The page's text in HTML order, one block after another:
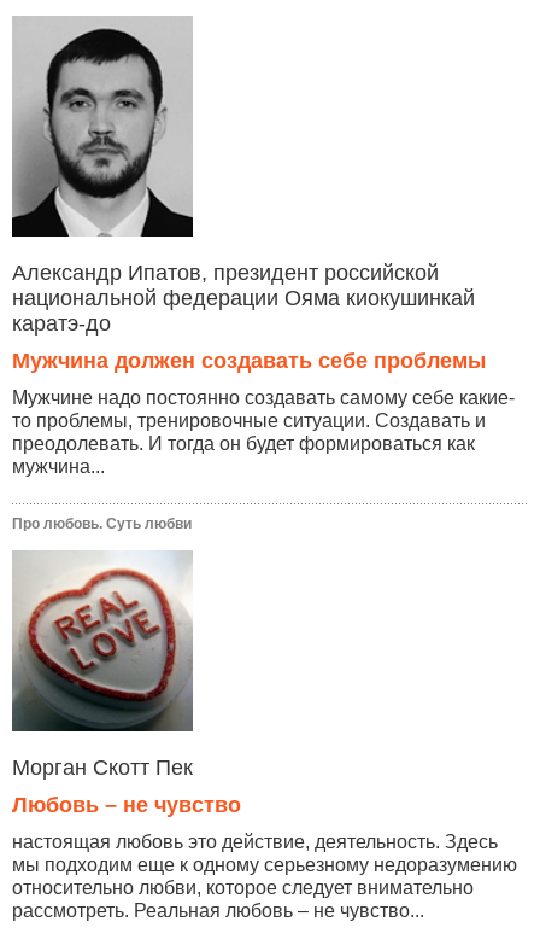
Александр Ипатов, президент российской
национальной федерации Ояма киокушинкай
каратэ-до
Мужчина должен создавать себе проблемы
Мужчине надо постоянно создавать самому себе какие-
то проблемы, тренировочные ситуации. Создавать и
преодолевать. И тогда он будет формироваться как
мужчина...
Про любовь. Суть любви
Морган Скотт Пек
Любовь – не чувство
настоящая любовь это действие, деятельность. Здесь
мы подходим еще к одному серьезному недоразумению
относительно любви, которое следует внимательно
рассмотреть. Реальная любовь – не чувство...